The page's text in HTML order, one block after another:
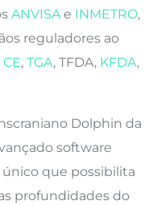
ANVISAe INMETRO,
reguladores ao
CE,TGA, TFDA, KFDA,
Dolphin da
software
que possibilita
profundidades do